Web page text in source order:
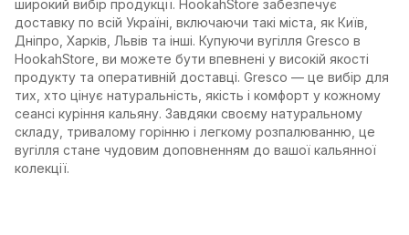
широкий вибір продукції. HookahStore забезпечує
доставку по всій Україні, включаючи такі міста, як Київ,
Дніпро, Харків, Львів та інші. Купуючи вугілля Gresco в
HookahStore, ви можете бути впевнені у високій якості
продукту та оперативній доставці. Gresco — це вибір для
тих, хто цінує натуральність, якість і комфорт у кожному
сеансі куріння кальяну. Завдяки своєму натуральному
складу, тривалому горінню і легкому розпалюванню, це
вугілля стане чудовим доповненням до вашої кальянної
колекції.